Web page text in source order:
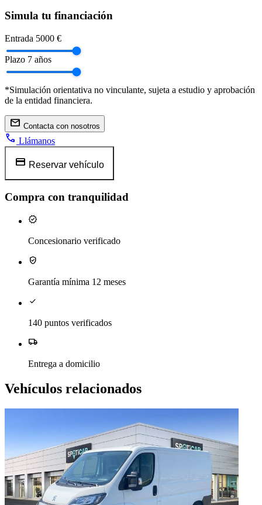
Simula tu financiación
Entrada 5000 €
Plazo 7 años
*Simulación orientativa no vinculante, sujeta a estudio y aprobación
de la entidad financiera.
mail Contacta con nosotros
call Llámanos
credit_card Reservar vehículo
Compra con tranquilidad
verified
Concesionario verificado
verified_user
Garantía mínima 12 meses
check
140 puntos verificados
local_shipping
Entrega a domicilio
Vehículos relacionados